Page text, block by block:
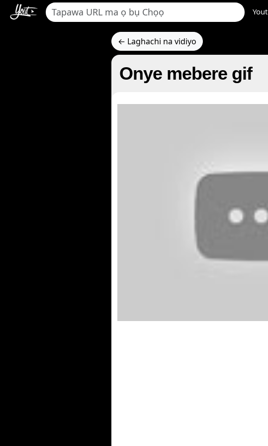
Yout
← Laghachi na vidiyo
Onye mebere gif